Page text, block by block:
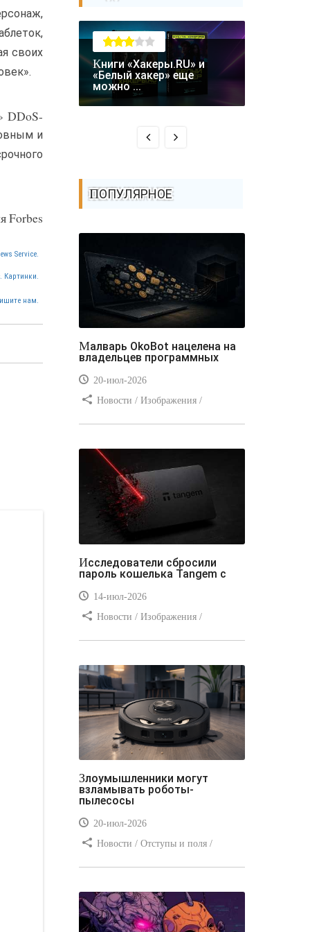
своих
DDoS-
и
Forbes
Service.
Картинки.
нам.
Книги «Хакеры.RU» и
«Белый хакер» еще
можно ...
ПОПУЛЯРНОЕ
Малварь OkoBot нацелена на
владельцев программных
20-июл-2026
Новости / Изображения /
Самоучитель CSS / Линии и рамки /
Видео уроки / Заработок
Исследователи сбросили
пароль кошелька Tangem с
14-июл-2026
Новости / Изображения /
/ Вёрстка / Видео уроки
Злоумышленники могут
взламывать роботы-
пылесосы
20-июл-2026
Новости / Отступы и поля /
/ Текст / Цвет / Видео уроки